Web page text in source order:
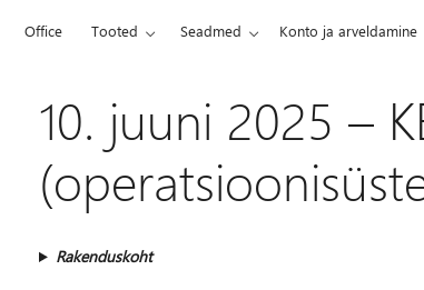
Office Tooted Seadmed Konto ja arveldamine
10. juuni 2025 –
Rakenduskoht